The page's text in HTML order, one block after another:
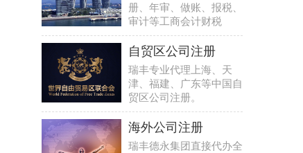
册、年审、做账、报税、
审计等工商会计财税
自贸区公司注册
瑞丰专业代理上海、天
津、福建、广东等中国自
贸区公司注册。
海外公司注册
瑞丰德永集团直接代办全